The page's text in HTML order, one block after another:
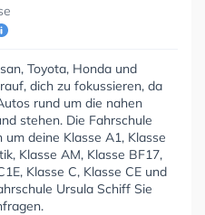
Toyota, Honda und
dich zu fokussieren, da
rund um die nahen
stehen. Die Fahrschule
deine Klasse A1, Klasse
Klasse AM, Klasse BF17,
Klasse C, Klasse CE und
Ursula Schiff Sie